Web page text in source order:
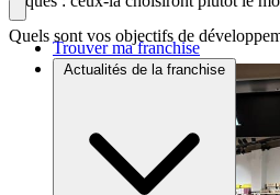
Trouver ma franchise
Actualités de la franchise
Quels sont vos objectifs de